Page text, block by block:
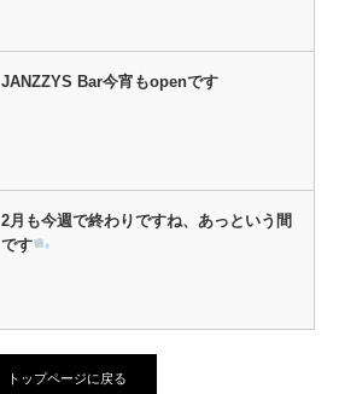
JANZZYS Bar今宵もopenです
2月も今週で終わりですね、あっという間
です
トップページに戻る